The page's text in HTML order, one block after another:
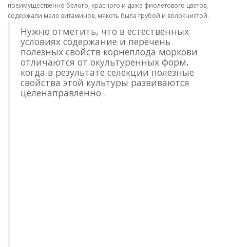
преимущественно белого, красного и даже фиолетового цветов,
содержали мало витаминов, мякоть была грубой и волокнистой.
Нужно отметить, что в естественных
условиях содержание и перечень
полезных свойств корнеплода моркови
отличаются от окультуренных форм,
когда в результате селекции полезные
свойства этой культуры развиваются
целенаправленно .